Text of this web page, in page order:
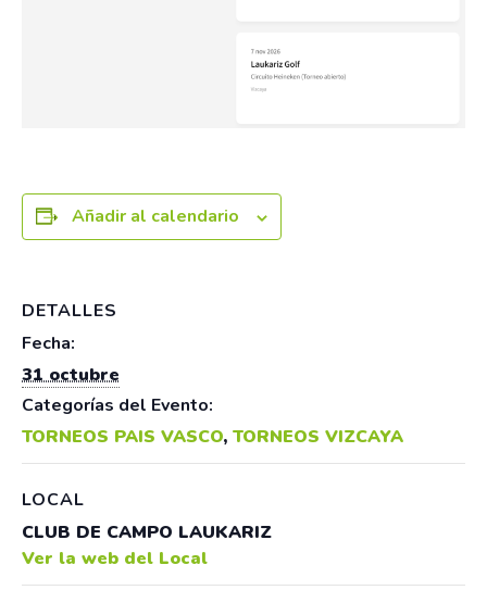
Añadir al calendario
DETALLES
Fecha:
31 octubre
Categorías del Evento:
TORNEOS PAIS VASCO, TORNEOS VIZCAYA
LOCAL
CLUB DE CAMPO LAUKARIZ
Ver la web del Local